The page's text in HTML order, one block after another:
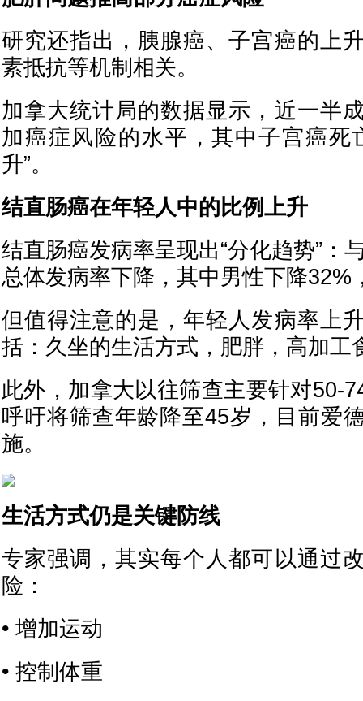
研究还指出，胰腺癌、子宫癌的上
素抵抗等机制相关。
加拿大统计局的数据显示，近一半
加癌症风险的水平，其中子宫癌死
升”。
结直肠癌在年轻人中的比例上升
结直肠癌发病率呈现出“分化趋势”：
总体发病率下降，其中男性下降32%
但值得注意的是，年轻人发病率上
括：久坐的生活方式，肥胖，高加工
此外，加拿大以往筛查主要针对50-
呼吁将筛查年龄降至45岁，目前爱
施。
生活方式仍是关键防线
专家强调，其实每个人都可以通过
险：
• 增加运动
• 控制体重